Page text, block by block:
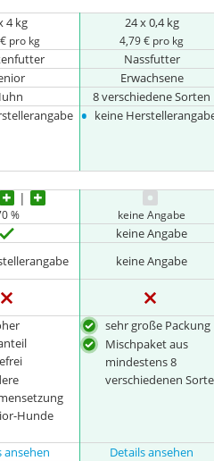
4 kg
pro kg
24 x 0,4 kg
4,79 € pro kg
Nassfutter
Erwachsene
8 verschiedene Sorten
• keine
% keine Angabe
keine Angabe
keine Angabe
Hunde
sehr große Packung
Mischpaket aus
mindestens 8
verschiedenen
ansehen Details ansehen